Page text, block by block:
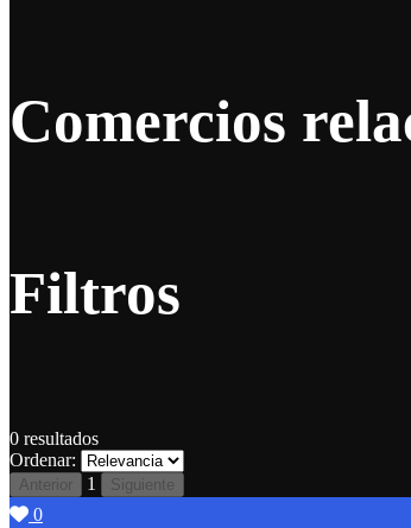
Comercios
Filtros
0 resultados
Ordenar:
Anterior 1 Siguiente
0